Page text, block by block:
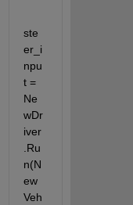
ste
er_i
npu
t =
Ne
wDr
iver
.Ru
n(N
ew
Veh